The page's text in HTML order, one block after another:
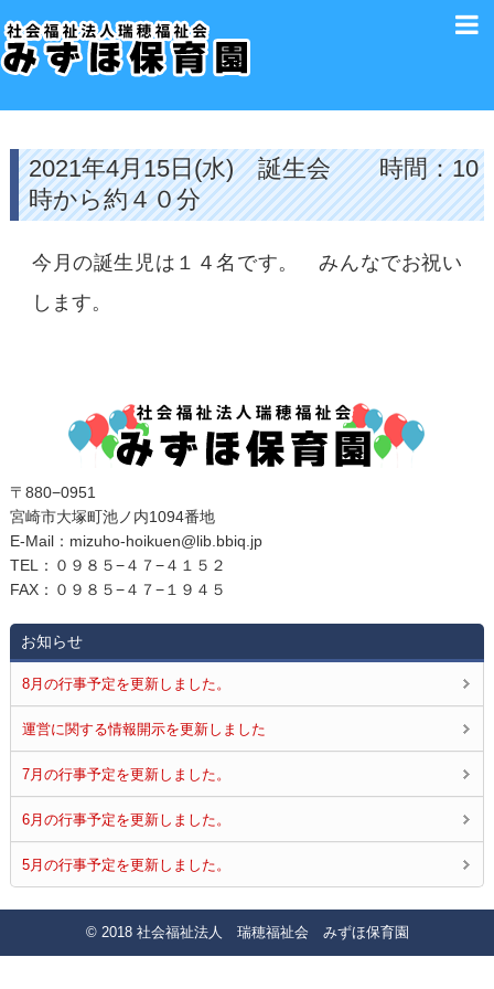
2021年4月15日(水) 誕生会 時間：10
時から約４０分
今月の誕生児は１４名です。 みんなでお祝い
します。
〒880−0951
宮崎市大塚町池ノ内1094番地
E‐Mail：mizuho-hoikuen@lib.bbiq.jp
TEL：０９８５−４７−４１５２
FAX：０９８５−４７−１９４５
お知らせ
8月の行事予定を更新しました。
運営に関する情報開示を更新しました
7月の行事予定を更新しました。
6月の行事予定を更新しました。
5月の行事予定を更新しました。
© 2018 社会福祉法人 瑞穂福祉会 みずほ保育園